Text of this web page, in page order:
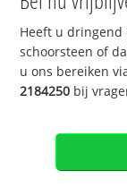
Heeft u dringend
schoorsteen of
u ons bereiken
2184250 bij